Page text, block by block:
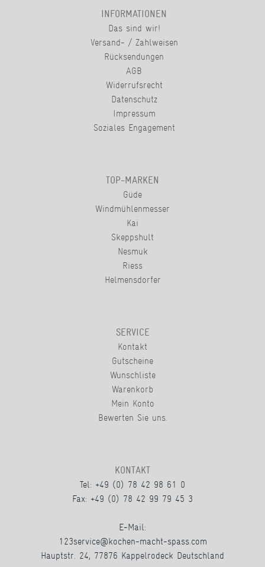
INFORMATIONEN
Das sind wir!
Versand- / Zahlweisen
Rücksendungen
AGB
Widerrufsrecht
Datenschutz
Impressum
Soziales Engagement
TOP-MARKEN
Güde
Windmühlenmesser
Kai
Skeppshult
Nesmuk
Riess
Helmensdorfer
SERVICE
Kontakt
Gutscheine
Wunschliste
Warenkorb
Mein Konto
Bewerten Sie uns.
KONTAKT
Tel: +49 (0) 78 42 98 61 0
Fax: +49 (0) 78 42 99 79 45 3
E-Mail:
123service@kochen-macht-spass.com
Hauptstr. 24, 77876 Kappelrodeck Deutschland